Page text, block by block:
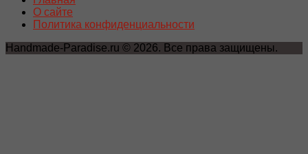
О сайте
Политика конфиденциальности
Handmade-Paradise.ru © 2026. Все права защищены.